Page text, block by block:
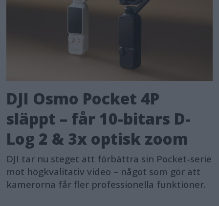
DJI Osmo Pocket 4P
släppt – får 10-bitars D-
Log 2 & 3x optisk zoom
DJI tar nu steget att förbättra sin Pocket-serie
mot högkvalitativ video – något som gör att
kamerorna får fler professionella funktioner.